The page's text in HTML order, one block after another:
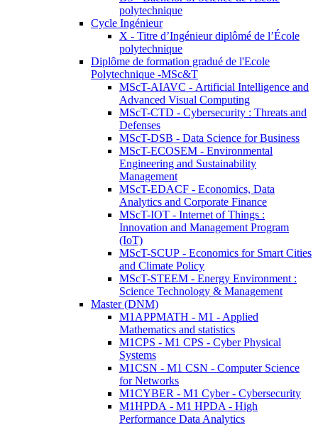
polytechnique
Cycle Ingénieur
X - Titre d’Ingénieur diplômé de l’École
polytechnique
Diplôme de formation gradué de l'Ecole
Polytechnique -MSc&T
MScT-AIAVC - Artificial Intelligence and
Advanced Visual Computing
MScT-CTD - Cybersecurity : Threats and
Defenses
MScT-DSB - Data Science for Business
MScT-ECOSEM - Environmental
Engineering and Sustainability
Management
MScT-EDACF - Economics, Data
Analytics and Corporate Finance
MScT-IOT - Internet of Things :
Innovation and Management Program
(IoT)
MScT-SCUP - Economics for Smart Cities
and Climate Policy
MScT-STEEM - Energy Environment :
Science Technology & Management
Master (DNM)
M1APPMATH - M1 - Applied
Mathematics and statistics
M1CPS - M1 CPS - Cyber Physical
Systems
M1CSN - M1 CSN - Computer Science
for Networks
M1CYBER - M1 Cyber - Cybersecurity
M1HPDA - M1 HPDA - High
Performance Data Analytics